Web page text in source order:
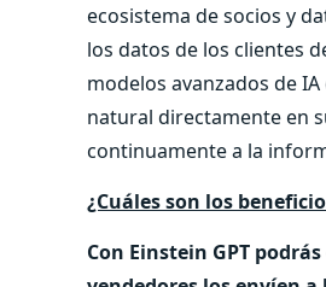
ecosistema de socios y
los datos de los clientes
modelos avanzados de
natural directamente en
continuamente a la
¿Cuáles son los
Con Einstein GPT